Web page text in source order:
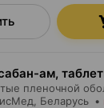
ам,
пленочной
, Беларусь •